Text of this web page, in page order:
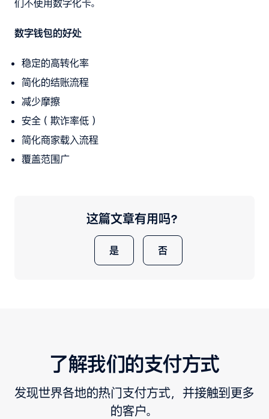
们不使用数字化卡。
数字钱包的好处
稳定的高转化率
简化的结账流程
减少摩擦
安全（欺诈率低）
简化商家载入流程
覆盖范围广
这篇文章有用吗？
是 否
了解我们的支付方式
发现世界各地的热门支付方式，并接触到更多
的客户。